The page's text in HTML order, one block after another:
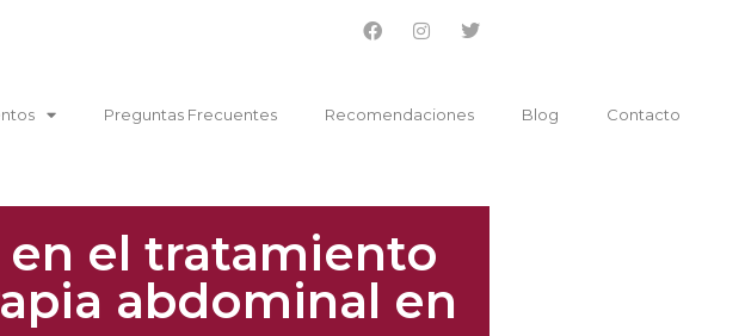
Preguntas Frecuentes Recomendaciones Blog Contacto
el tratamiento
abdominal en